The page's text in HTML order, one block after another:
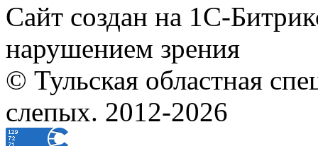
Сайт создан на 1С-
нарушением зрения
© Тульская областная
слепых. 2012-2026